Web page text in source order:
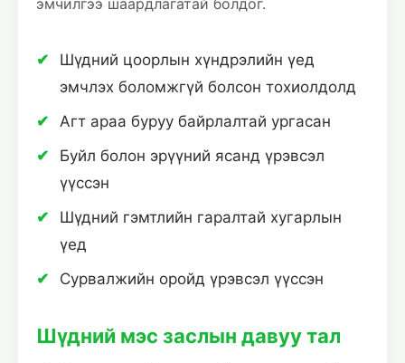
Шүдний цоорлын хүндрэлийн үед
эмчлэх боломжгүй болсон тохиолдолд
Агт араа буруу байрлалтай ургасан
Буйл болон эрүүний ясанд үрэвсэл
үүссэн
Шүдний гэмтлийн гаралтай хугарлын
үед
Сурвалжийн оройд үрэвсэл үүссэн
Шүдний мэс заслын давуу тал